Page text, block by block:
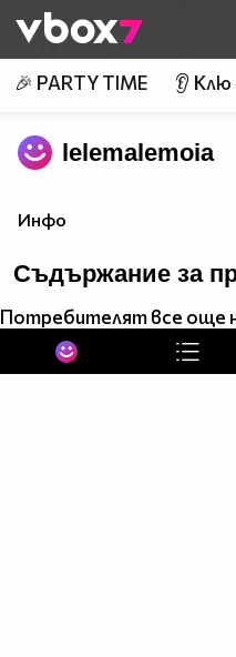
👾
🎉 PARTY TIME 👂
lelemalemoia
Инфо
Съдържание за
Потребителят все още